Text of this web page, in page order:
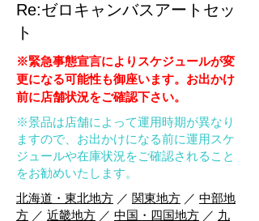
Re:ゼロキャンバスアートセッ
ト
※緊急事態宣言によりスケジュールが変
更になる可能性も御座います。お出かけ
前に店舗状況をご確認下さい。
※景品は店舗によって運用時期が異なり
ますので、お出かけになる前に運用スケ
ジュールや在庫状況をご確認されること
をお勧めいたします。
北海道・東北地方 ／ 関東地方 ／ 中部地
方 ／ 近畿地方 ／ 中国・四国地方 ／ 九